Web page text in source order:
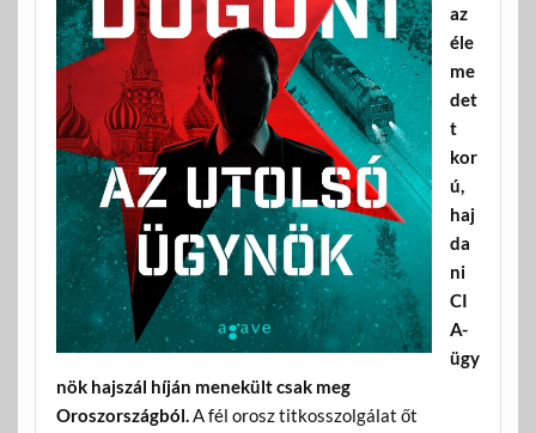
az
éle
me
det
t
kor
ú,
haj
da
ni
CI
A-
ügy
nök hajszál híján menekült csak meg
Oroszországból.A fél orosz titkosszolgálat őt